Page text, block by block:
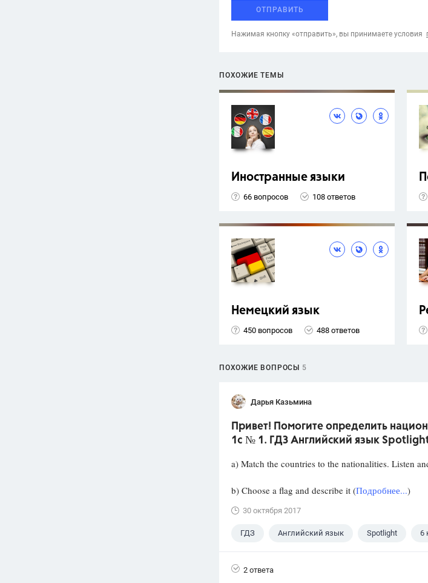
ОТПРАВИТЬ
Нажимая кнопку «отправить», вы принимаете условия
ПОХОЖИЕ ТЕМЫ
Иностранные языки
66 вопросов 108 ответов
Немецкий язык
450 вопросов 488 ответов
ПОХОЖИЕ ВОПРОСЫ 5
Дарья Казьмина
Привет! Помогите определить
1c № 1. ГДЗ Английский язык
a) Match the countries to the nationalities. Listen
b) Choose a flag and describe it (Подробнее...)
30 октября 2017
ГДЗ Английский язык Spotlight 6
2 ответа